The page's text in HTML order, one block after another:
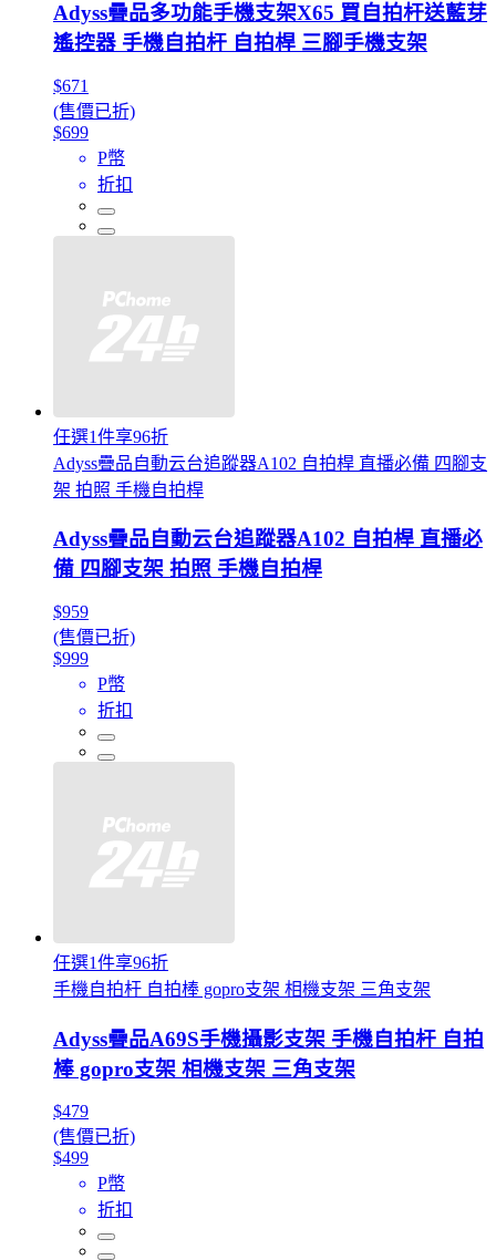
Adyss疊品多功能手機支架X65 買自拍杆送藍芽
遙控器 手機自拍杆 自拍桿 三腳手機支架
$671
(售價已折)
$699
P幣
折扣
任選1件享96折
Adyss疊品自動云台追蹤器A102 自拍桿 直播必備 四腳支
架 拍照 手機自拍桿
Adyss疊品自動云台追蹤器A102 自拍桿 直播必
備 四腳支架 拍照 手機自拍桿
$959
(售價已折)
$999
P幣
折扣
任選1件享96折
手機自拍杆 自拍棒 gopro支架 相機支架 三角支架
Adyss疊品A69S手機攝影支架 手機自拍杆 自拍
棒 gopro支架 相機支架 三角支架
$479
(售價已折)
$499
P幣
折扣